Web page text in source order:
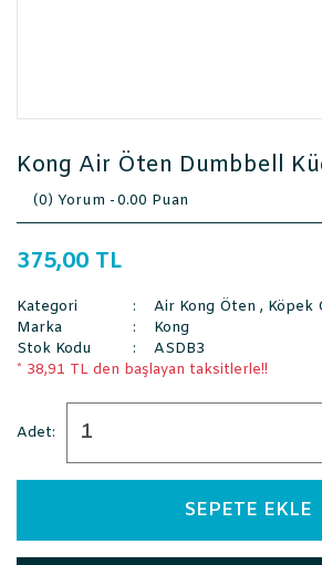
Kong Air Öten Dumbbell
(0) Yorum -0.00 Puan
375,00 TL
Kategori Air Kong Öten , Köpek
Marka
Kong
Stok Kodu
ASDB3
* 38,91 TL den başlayan taksitlerle!!
Adet:
SEPETE EKLE